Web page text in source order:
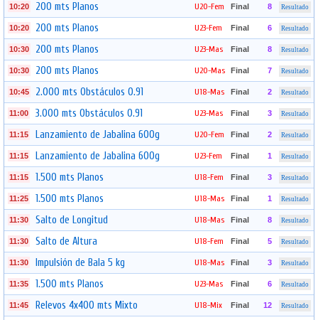
10:20 200 mts Planos U20-Fem Final 8 Resultado
10:20 200 mts Planos U23-Fem Final 6 Resultado
10:30 200 mts Planos U23-Mas Final 8 Resultado
10:30 200 mts Planos U20-Mas Final 7 Resultado
10:45 2.000 mts Obstáculos 0.91 U18-Mas Final 2 Resultado
11:00 3.000 mts Obstáculos 0.91 U23-Mas Final 3 Resultado
11:15 Lanzamiento de Jabalina 600g U20-Fem Final 2 Resultado
11:15 Lanzamiento de Jabalina 600g U23-Fem Final 1 Resultado
11:15 1.500 mts Planos U18-Fem Final 3 Resultado
11:25 1.500 mts Planos U18-Mas Final 1 Resultado
11:30 Salto de Longitud U18-Mas Final 8 Resultado
11:30 Salto de Altura U18-Fem Final 5 Resultado
11:30 Impulsión de Bala 5 kg U18-Mas Final 3 Resultado
11:35 1.500 mts Planos U23-Mas Final 6 Resultado
11:45 Relevos 4x400 mts Mixto U18-Mix Final 12 Resultado